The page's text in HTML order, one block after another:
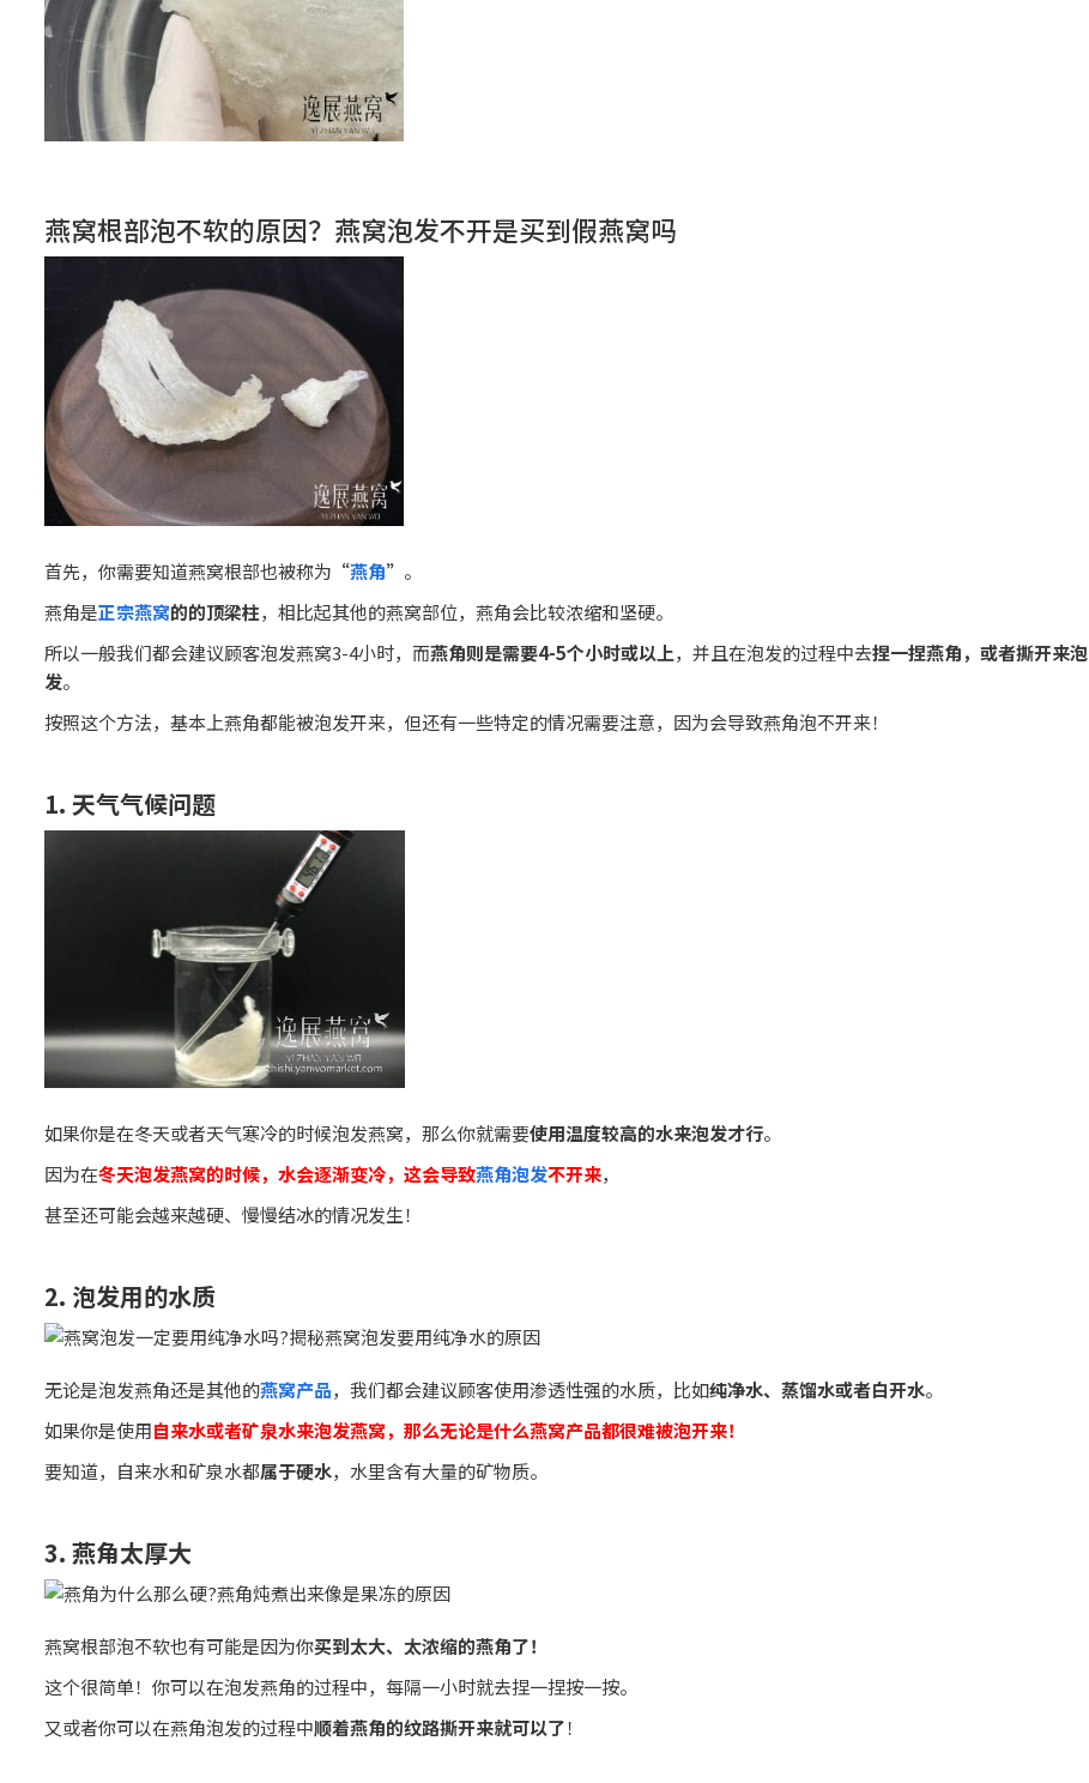
燕窝根部泡不软的原因？燕窝泡发不开是买到假燕窝吗
首先，你需要知道燕窝根部也被称为 “燕角” 。
燕角是正宗燕窝的的顶梁柱，相比起其他的燕窝部位，燕角会比较浓缩和坚硬。
所以一般我们都会建议顾客泡发燕窝3-4小时，而燕角则是需要4-5个小时或以上，并且在泡发的过程中去捏一捏燕角，或者撕开来泡
发。
按照这个方法，基本上燕角都能被泡发开来，但还有一些特定的情况需要注意，因为会导致燕角泡不开来！
1. 天气气候问题
如果你是在冬天或者天气寒冷的时候泡发燕窝，那么你就需要使用温度较高的水来泡发才行。
因为在冬天泡发燕窝的时候，水会逐渐变冷，这会导致燕角泡发不开来，
甚至还可能会越来越硬、慢慢结冰的情况发生！
2. 泡发用的水质
无论是泡发燕角还是其他的燕窝产品，我们都会建议顾客使用渗透性强的水质，比如纯净水、蒸馏水或者白开水。
如果你是使用自来水或者矿泉水来泡发燕窝，那么无论是什么燕窝产品都很难被泡开来！
要知道，自来水和矿泉水都属于硬水，水里含有大量的矿物质。
3. 燕角太厚大
燕窝根部泡不软也有可能是因为你买到太大、太浓缩的燕角了！
这个很简单！你可以在泡发燕角的过程中，每隔一小时就去捏一捏按一按。
又或者你可以在燕角泡发的过程中顺着燕角的纹路撕开来就可以了！